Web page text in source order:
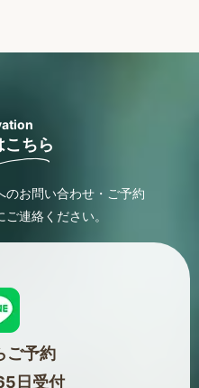
こちら
のお問い合わせ・ご予約
連絡ください。
ご予約
日受付